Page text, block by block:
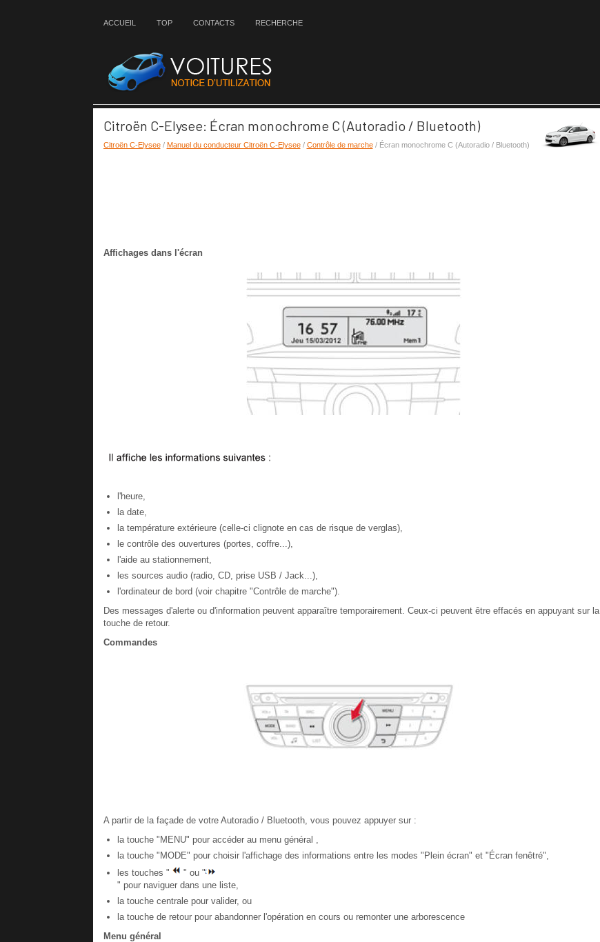
ACCUEIL TOP CONTACTS RECHERCHE
Citroën C-Elysee: Écran monochrome C (Autoradio / Bluetooth)
Citroën C-Elysee/ Manuel du conducteur Citroën C-Elysee/ Contrôle de marche/ Écran monochrome C (Autoradio / Bluetooth)
Affichages dans l'écran
l'heure,
la date,
la température extérieure (celle-ci clignote en cas de risque de verglas),
le contrôle des ouvertures (portes, coffre...),
l'aide au stationnement,
les sources audio (radio, CD, prise USB / Jack...),
l'ordinateur de bord (voir chapitre "Contrôle de marche").
Des messages d'alerte ou d'information peuvent apparaître temporairement. Ceux-ci peuvent être effacés en appuyant sur la
touche de retour.
Commandes
A partir de la façade de votre Autoradio / Bluetooth, vous pouvez appuyer sur :
la touche "MENU" pour accéder au menu général ,
la touche "MODE" pour choisir l'affichage des informations entre les modes "Plein écran" et "Écran fenêtré",
les touches "
" ou "
" pour naviguer dans une liste,
la touche centrale pour valider, ou
la touche de retour pour abandonner l'opération en cours ou remonter une arborescence
Menu général